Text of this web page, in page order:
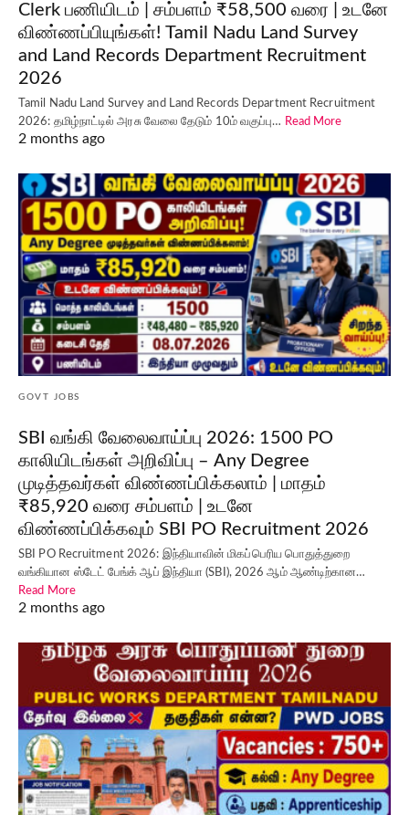
Clerk பணியிடம் | சம்பளம் ₹58,500 வரை | உடனே
விண்ணப்பியுங்கள்! Tamil Nadu Land Survey
and Land Records Department Recruitment
2026
Tamil Nadu Land Survey and Land Records Department Recruitment
2026: தமிழ்நாட்டில் அரசு வேலை தேடும் 10ம் வகுப்பு… Read More
2 months ago
GOVT JOBS
SBI வங்கி வேலைவாய்ப்பு 2026: 1500 PO
காலியிடங்கள் அறிவிப்பு – Any Degree
முடித்தவர்கள் விண்ணப்பிக்கலாம் | மாதம்
₹85,920 வரை சம்பளம் | உடனே
விண்ணப்பிக்கவும் SBI PO Recruitment 2026
SBI PO Recruitment 2026: இந்தியாவின் மிகப்பெரிய பொதுத்துறை
வங்கியான ஸ்டேட் பேங்க் ஆப் இந்தியா (SBI), 2026 ஆம் ஆண்டிற்கான…
Read More
2 months ago